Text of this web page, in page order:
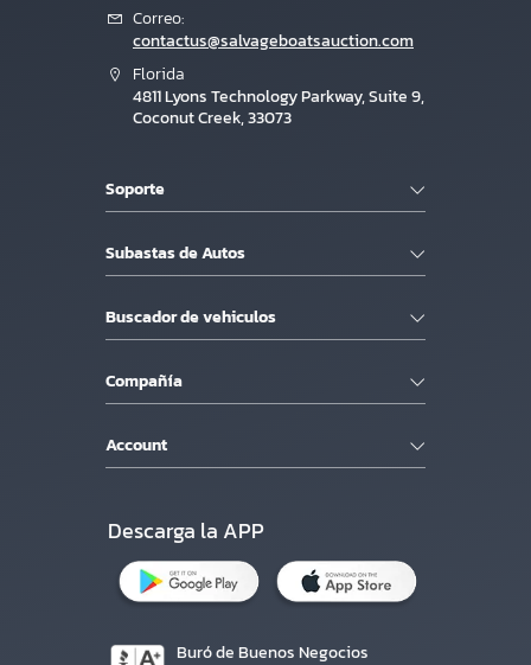
Correo:
contactus@salvageboatsauction.com
Florida
4811 Lyons Technology Parkway, Suite 9,
Coconut Creek, 33073
Soporte
Subastas de Autos
Buscador de vehiculos
Compañía
Account
Descarga la APP
Buró de Buenos Negocios